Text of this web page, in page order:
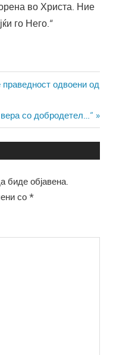
во Христа. Ние
го Него.“
одвоени од
вера со добродетел…“
биде објавена.
со *